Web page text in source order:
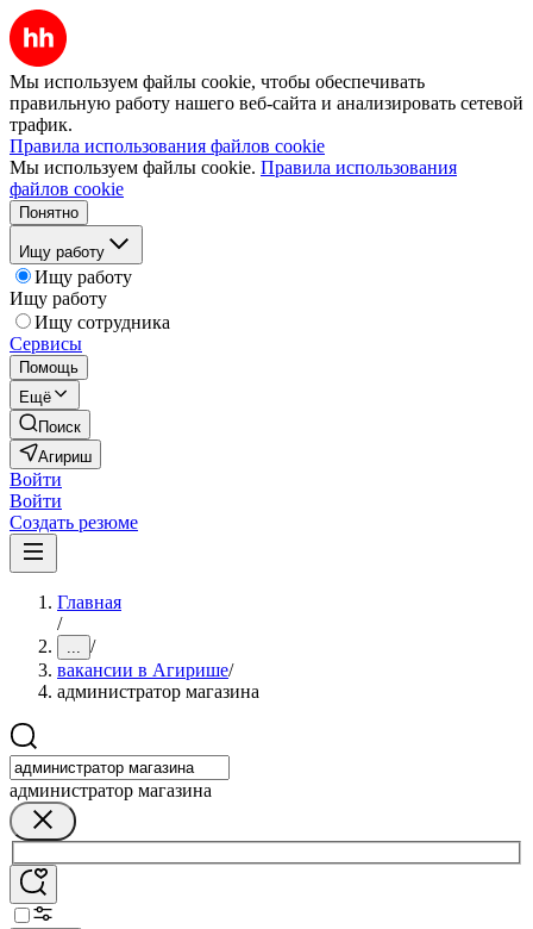
Мы используем файлы cookie, чтобы обеспечивать
правильную работу нашего веб-сайта и анализировать сетевой
трафик.
Правила использования файлов cookie
Мы используем файлы cookie. Правила использования
файлов cookie
Понятно
Ищу работу
Ищу работу
Ищу работу
Ищу сотрудника
Сервисы
Помощь
Ещё
Поиск
Агириш
Войти
Войти
Создать резюме
Главная
/
... /
вакансии в Агирише/
администратор магазина
администратор магазина